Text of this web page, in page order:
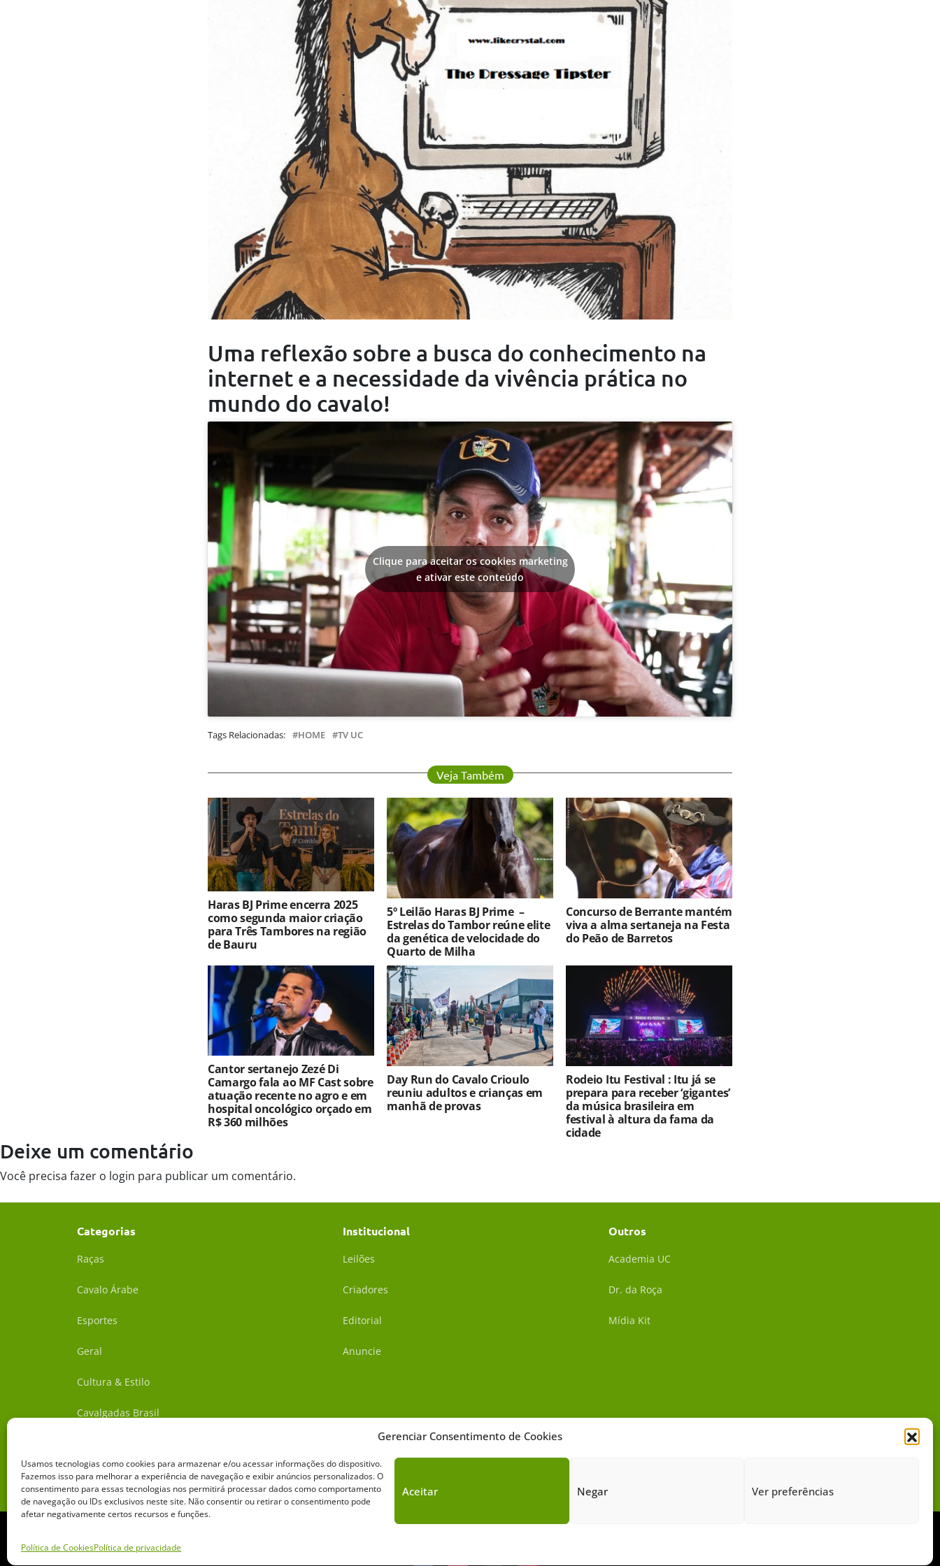
Gerenciar Consentimento de Cookies
Usamos tecnologias como cookies para armazenar e/ou acessar informações do dispositivo.
Fazemos isso para melhorar a experiência de navegação e exibir anúncios personalizados. O
consentimento para essas tecnologias nos permitirá processar dados como comportamento
de navegação ou IDs exclusivos neste site. Não consentir ou retirar o consentimento pode
afetar negativamente certos recursos e funções.
Aceitar Negar Ver preferências
Política de CookiesPolítica de privacidade
Uma reflexão sobre a busca do conhecimento na
internet e a necessidade da vivência prática no
mundo do cavalo!
Clique para aceitar os cookies marketing
e ativar este conteúdo
Tags Relacionadas: HOME TV UC
Veja Também
Haras BJ Prime encerra 2025
como segunda maior criação
para Três Tambores na região
de Bauru
5º Leilão Haras BJ Prime –
Estrelas do Tambor reúne elite
da genética de velocidade do
Quarto de Milha
Concurso de Berrante mantém
viva a alma sertaneja na Festa
do Peão de Barretos
Cantor sertanejo Zezé Di
Camargo fala ao MF Cast sobre
atuação recente no agro e em
hospital oncológico orçado em
R$ 360 milhões
Day Run do Cavalo Crioulo
reuniu adultos e crianças em
manhã de provas
Rodeio Itu Festival : Itu já se
prepara para receber ‘gigantes’
da música brasileira em
festival à altura da fama da
cidade
Deixe um comentário
Você precisa fazer o login para publicar um comentário.
Categorias
Raças
Cavalo Árabe
Esportes
Geral
Cultura & Estilo
Cavalgadas Brasil
Saúde Animal
Institucional
Leilões
Criadores
Editorial
Anuncie
Outros
Academia UC
Dr. da Roça
Mídia Kit